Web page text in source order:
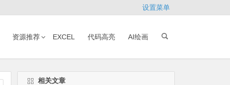
设置菜单
资源推荐 EXCEL 代码高亮 AI绘画
相关文章